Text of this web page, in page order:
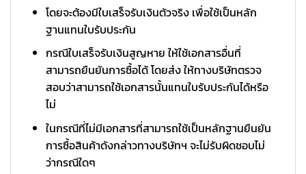
โดยจะต้องมีใบเสร็จรับเงินตัวจริง เพื่อใช้เป็นหลัก
ฐานแทนใบรับประกัน
กรณีใบเสร็จรับเงินสูญหาย ให้ใช้เอกสารอื่นที่
สามารถยืนยันการซื้อได้ โดยส่ง ให้ทางบริษัทตรวจ
สอบว่าสามารถใช้เอกสารนั้นแทนใบรับประกันได้หรือ
ไม่
ในกรณีที่ไม่มีเอกสารที่สามารถใช้เป็นหลักฐานยืนยัน
การซื้อสินค้าดังกล่าวทางบริษัทฯ จะไม่รับผิดชอบไม่
ว่ากรณีใดๆ